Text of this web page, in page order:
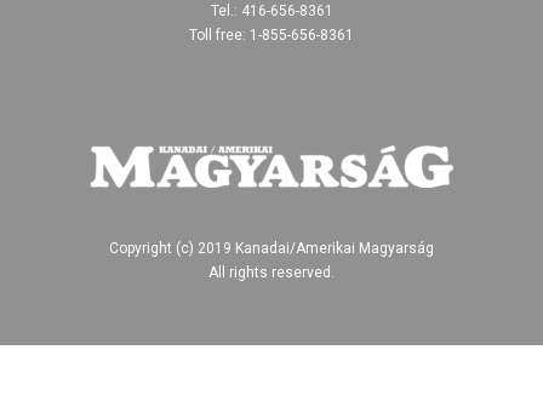
Tel.: 416-656-8361
Toll free: 1-855-656-8361
Copyright (c) 2019 Kanadai/Amerikai Magyarság
All rights reserved.